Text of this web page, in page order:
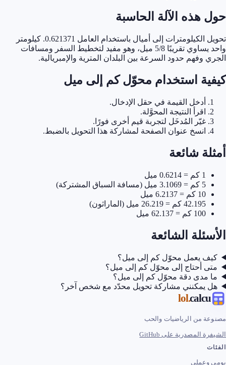
حول هذه الآلة الحاسبة
تحويل الكيلومترات إلى أميال باستخدام العامل 0.621371. كيلومتر
واحد يساوي تقريبًا 5/8 ميل، وهو مفيد لتخطيط السفر ومسافات
الجري وفهم حدود السرعة بين البلدان المترية والإمبريالية.
كيفية استخدام محوّل كم إلى ميل
أدخل القيمة في حقل الإدخال.
اقرأ النتيجة المحوَّلة.
غيّر المُدخَل لتجربة قيم أخرى فورًا.
انسخ عنوان الصفحة لمشاركة هذا التحويل بالضبط.
أمثلة شائعة
1 كم = 0.6214 ميل
5 كم = 3.1069 ميل (مسافة السباق المشتركة)
10 كم = 6.2137 ميل
42.195 كم = 26.219 ميل (الماراثون)
100 كم = 62.137 ميل
الأسئلة الشائعة
كيف يعمل محوّل كم إلى ميل؟
متى أحتاج إلى محوّل كم إلى ميل؟
ما مدى دقة محوّل كم إلى ميل؟
هل يمكنني مشاركة تحويل محدّد مع شخص آخر؟
calcu
.lol
مصنوعة من الرياضيات والحب
الشيفرة المصدرية على GitHub
الفئات
يومي وعملي